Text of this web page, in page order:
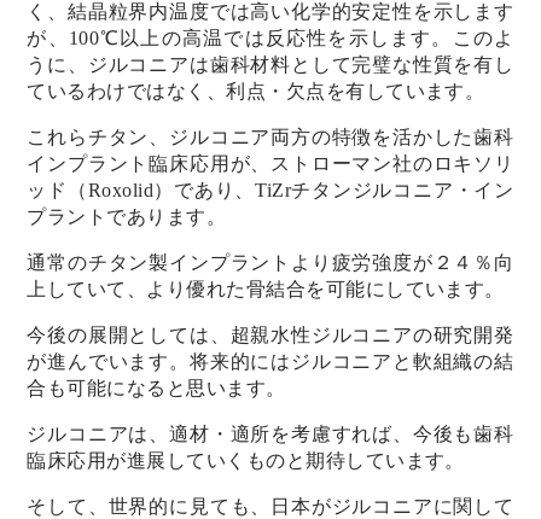
く、結晶粒界内温度では高い化学的安定性を示します
が、100℃以上の高温では反応性を示します。このよ
うに、ジルコニアは歯科材料として完璧な性質を有し
ているわけではなく、利点・欠点を有しています。
これらチタン、ジルコニア両方の特徴を活かした歯科
インプラント臨床応用が、ストローマン社のロキソリ
ッド（Roxolid）であり、TiZrチタンジルコニア・イン
プラントであります。
通常のチタン製インプラントより疲労強度が２４％向
上していて、より優れた骨結合を可能にしています。
今後の展開としては、超親水性ジルコニアの研究開発
が進んでいます。将来的にはジルコニアと軟組織の結
合も可能になると思います。
ジルコニアは、適材・適所を考慮すれば、今後も歯科
臨床応用が進展していくものと期待しています。
そして、世界的に見ても、日本がジルコニアに関して